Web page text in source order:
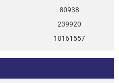
80938
239920
10161557